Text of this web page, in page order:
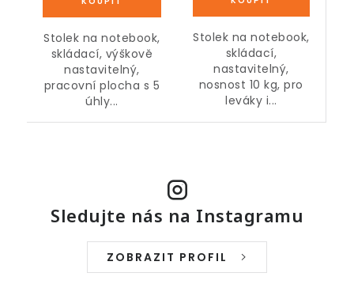
Stolek na notebook,
skládací, výškově
nastavitelný,
pracovní plocha s 5
úhly...
Stolek na notebook,
skládací,
nastavitelný,
nosnost 10 kg, pro
leváky i...
Sledujte nás na Instagramu
ZOBRAZIT PROFIL